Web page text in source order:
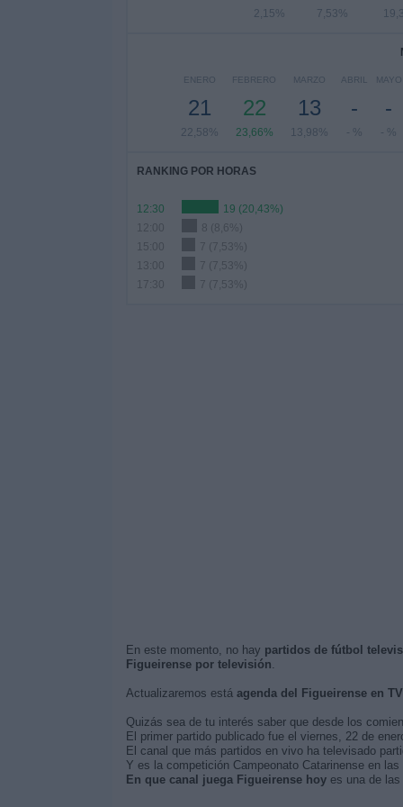
2,15% 7,53%
ENERO
21
22,58%
FEBRERO
22
23,66%
MARZO
13
13,98%
ABRIL
-
- %
MAYO
-
- %
RANKING POR HORAS
12:30
19 (20,43%)
12:00
8 (8,6%)
15:00
7 (7,53%)
13:00
7 (7,53%)
17:30
7 (7,53%)
En este momento, no hay partidos de fútbol
Figueirense por televisión.
Actualizaremos está agenda del Figueirense en TV
Quizás sea de tu interés saber que desde los
El primer partido publicado fue el viernes, 22 de
El canal que más partidos en vivo ha televisado
Y es la competición Campeonato Catarinense en
En que canal juega Figueirense hoyes una de las